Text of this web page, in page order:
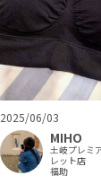
2025/06/03
MIHO
土岐プレミ
レット店
福助